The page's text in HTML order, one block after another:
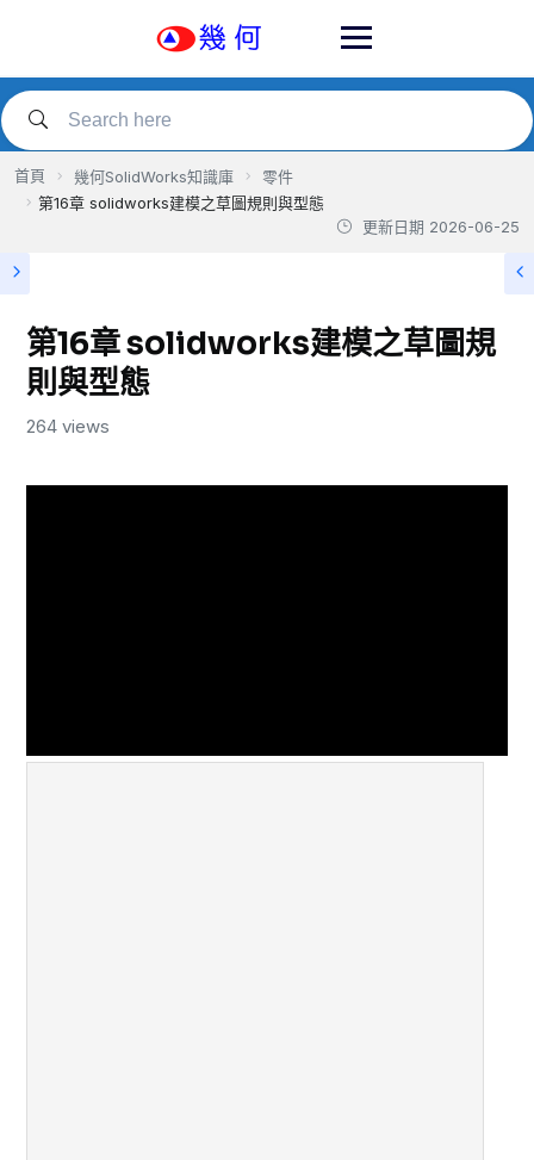
首頁 幾何SolidWorks知識庫
零件
第16章 solidworks建模之草圖規則與型態
更新日期 2026-06-25
第16章 solidworks建模之草圖規
則與型態
264 views